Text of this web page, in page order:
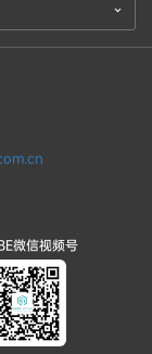
微信视频号